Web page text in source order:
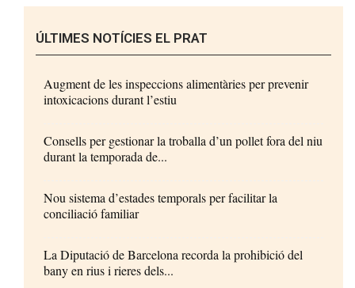
ÚLTIMES NOTÍCIES EL PRAT
Augment de les inspeccions alimentàries per prevenir
intoxicacions durant l’estiu
Consells per gestionar la troballa d’un pollet fora del niu
durant la temporada de...
Nou sistema d’estades temporals per facilitar la
conciliació familiar
La Diputació de Barcelona recorda la prohibició del
bany en rius i rieres dels...